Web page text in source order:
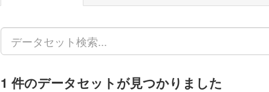
1 件のデータセットが見つかりました